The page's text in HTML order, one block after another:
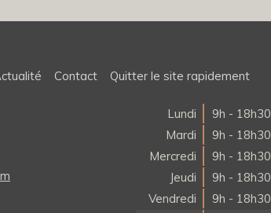
Contact Quitter le site rapidement
Lundi
9h - 18h30
Mardi
9h - 18h30
Mercredi
9h - 18h30
Jeudi
9h - 18h30
Vendredi
9h - 18h30